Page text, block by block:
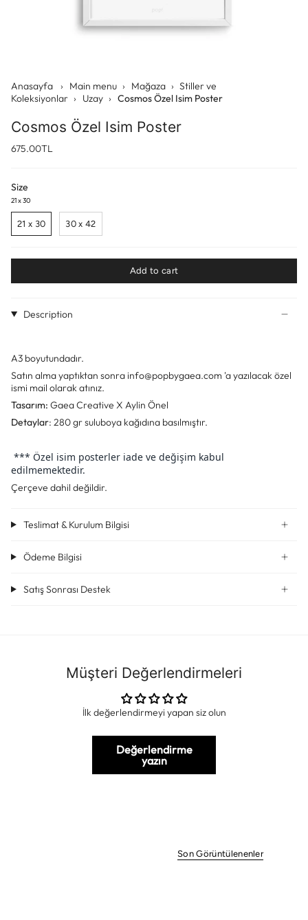
Anasayfa › Main menu › Mağaza › Stiller ve
Koleksiyonlar › Uzay › Cosmos Özel Isim Poster
Cosmos Özel Isim Poster
675.00TL
Size
21 x 30
21 x 30 30 x 42
Add to cart
Description
A3 boyutundadır.
Satın alma yaptıktan sonra info@popbygaea.com 'a yazılacak özel
ismi mail olarak atınız.
Tasarım: Gaea Creative X Aylin Önel
Detaylar: 280 gr suluboya kağıdına basılmıştır.
*** Özel isim posterler iade ve değişim kabul
edilmemektedir.
Çerçeve dahil değildir.
Teslimat & Kurulum Bilgisi
Ödeme Bilgisi
Satış Sonrası Destek
Müşteri Değerlendirmeleri
İlk değerlendirmeyi yapan siz olun
Değerlendirme
yazın
Son Görüntülenenler